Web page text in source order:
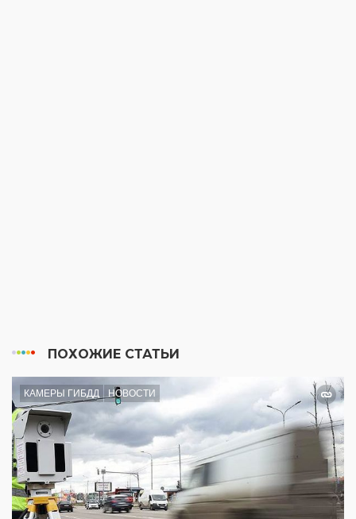
ПОХОЖИЕ СТАТЬИ
КАМЕРЫ ГИБДД НОВОСТИ